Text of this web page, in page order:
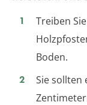
Treiben
Boden.
Sie sollten